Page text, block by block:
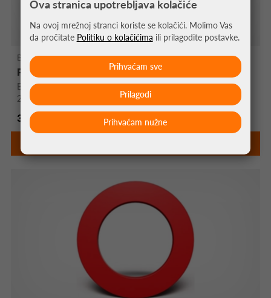
Bull's NL Bull's NL Soft Pikado Špice
PIKADO ŠPICE LONG LIFE SHORT 100KOM BIJELA
BULL'S NL Long Life Short pikado špice s 2BA navojem, duljine
20,5 mm, ...
3,25 €
Ova stranica upotrebljava kolačiće
Na ovoj mrežnoj stranci koriste se kolačići. Molimo Vas
da pročitate Politiku o kolačićima ili prilagodite postavke.
Prihvaćam nužne
Prilagodi
Prihvaćam sve